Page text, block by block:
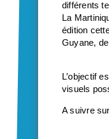
différents
La
édition
Guyane,
L’objectif
visuels
A suivre sur